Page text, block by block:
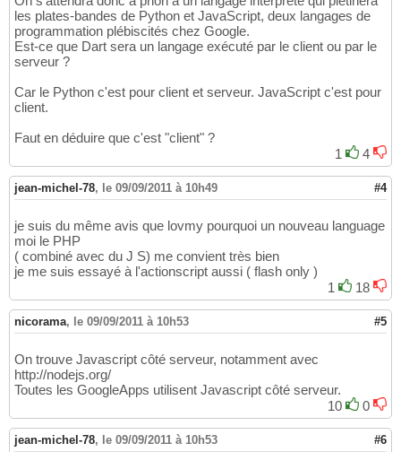
les plates-bandes de Python et JavaScript, deux langages de
programmation plébiscités chez Google.
Est-ce que Dart sera un langage exécuté par le client ou par le
serveur ?
Car le Python c'est pour client et serveur. JavaScript c'est pour
client.
Faut en déduire que c'est "client" ?
1
4
jean-michel-78, le 09/09/2011 à 10h49 #4
je suis du même avis que lovmy pourquoi un nouveau language
moi le PHP
( combiné avec du J S) me convient très bien
je me suis essayé à l'actionscript aussi ( flash only )
1
18
nicorama, le 09/09/2011 à 10h53 #5
On trouve Javascript côté serveur, notamment avec
http://nodejs.org/
Toutes les GoogleApps utilisent Javascript côté serveur.
10
0
jean-michel-78, le 09/09/2011 à 10h53 #6